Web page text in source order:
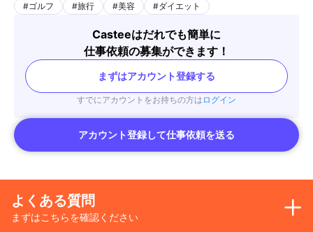
#ゴルフ #旅行 #美容 #ダイエット
Casteeはだれでも簡単に
仕事依頼の募集ができます！
まずはアカウント登録する
すでにアカウントをお持ちの方は ログイン
アカウント登録して仕事依頼を送る
よくある質問
まずはこちらを確認ください